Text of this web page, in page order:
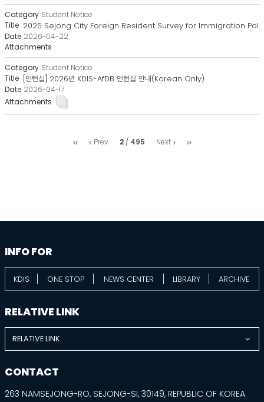
Student Notice
2026 Sejong City Foreign Resident Survey for Immigration Pol..
2026-04-22
Student Notice
[인턴십] 2026년 KDIS-AfDB 인턴십 안내(Korean Only)
2026-04-17
처
Prev 2 495 Next
마
information
INFO FOR
KDIS ONE STOP NEWS CENTER LIBRARY ARCHIVE
RELATIVE LINK
RELATIVE LINK
CONTACT
263 NAMSEJONG-RO, SEJONG-SI, 30149, REPUBLIC OF KOREA